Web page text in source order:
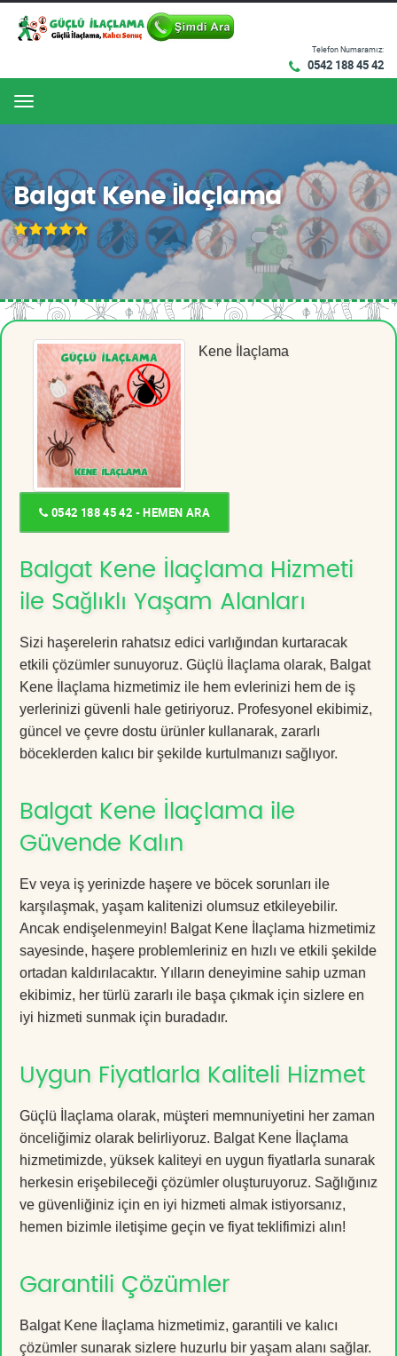
Telefon Numaramız:
0542 188 45 42
Menu
Balgat Kene İlaçlama
Kene İlaçlama
0542 188 45 42 - HEMEN ARA
Balgat Kene İlaçlama Hizmeti
ile Sağlıklı Yaşam Alanları
Sizi haşerelerin rahatsız edici varlığından kurtaracak
etkili çözümler sunuyoruz. Güçlü İlaçlama olarak, Balgat
Kene İlaçlama hizmetimiz ile hem evlerinizi hem de iş
yerlerinizi güvenli hale getiriyoruz. Profesyonel ekibimiz,
güncel ve çevre dostu ürünler kullanarak, zararlı
böceklerden kalıcı bir şekilde kurtulmanızı sağlıyor.
Balgat Kene İlaçlama ile
Güvende Kalın
Ev veya iş yerinizde haşere ve böcek sorunları ile
karşılaşmak, yaşam kalitenizi olumsuz etkileyebilir.
Ancak endişelenmeyin! Balgat Kene İlaçlama hizmetimiz
sayesinde, haşere problemleriniz en hızlı ve etkili şekilde
ortadan kaldırılacaktır. Yılların deneyimine sahip uzman
ekibimiz, her türlü zararlı ile başa çıkmak için sizlere en
iyi hizmeti sunmak için buradadır.
Uygun Fiyatlarla Kaliteli Hizmet
Güçlü İlaçlama olarak, müşteri memnuniyetini her zaman
önceliğimiz olarak belirliyoruz. Balgat Kene İlaçlama
hizmetimizde, yüksek kaliteyi en uygun fiyatlarla sunarak
herkesin erişebileceği çözümler oluşturuyoruz. Sağlığınız
ve güvenliğiniz için en iyi hizmeti almak istiyorsanız,
hemen bizimle iletişime geçin ve fiyat teklifimizi alın!
Garantili Çözümler
Balgat Kene İlaçlama hizmetimiz, garantili ve kalıcı
çözümler sunarak sizlere huzurlu bir yaşam alanı sağlar.